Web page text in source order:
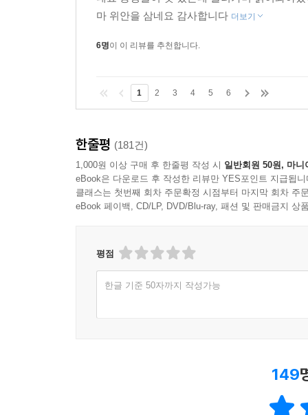
리더, 손가락을 타인이 아니라 자신에게로 향하는
승(勝): 모두가 승리하는 삶을 살기를
변한 것과 변하지 않은 것
아무 말 없이, 오직 ‘승리’라는 단어만을 적다
생(生): 불꽃 같은 상처 입은 치유자
가장 낮은 곳에서 맨몸으로 쓰는 책
성공의 진정한 의미, 내면의 행복
약관의 정치와 이순의 정치
상처 입은 치유자
심장에 새기는 문구
마 위안을 삼네요 감사합니다 더보기
6명이 이 리뷰를 추천합니다.
1 2 3 4 5 6
한줄평 (181건)
1,000원 이상 구매 후 한줄평 작성 시 일반회원 50원, 마니
eBook은 다운로드 후 작성한 리뷰만 YES포인트 지급됩니
클래스는 첫번째 회차 주문확정 시점부터 마지막 회차 주
eBook 페이백, CD/LP, DVD/Blu-ray, 패션 및 판매금지 상
평점
한글 기준 50자까지 작성가능
149